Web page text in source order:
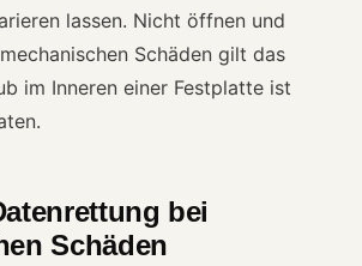
lassen. Nicht öffnen und
Schäden gilt das
im Inneren einer Festplatte ist
bei
Schäden